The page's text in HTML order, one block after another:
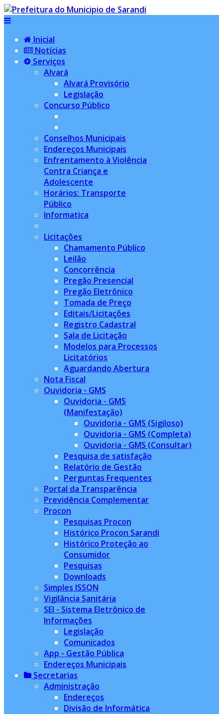
Inicial
Notícias
Serviços
Alvará
Alvará Provisório
Legislação
Concurso Público
Conselhos Municipais
Endereços Municipais
Enfrentamento à Violência
Contra Criança e
Adolescente
Horários: Transporte
Público
Informatica
Licitações
Chamamento Público
Leilão
Concorrência
Pregão Presencial
Pregão Eletrônico
Tomada de Preço
Editais/Licitações
Registro Cadastral
Sala de Licitação
Modelos para Processos
Licitatórios
Aguardando Abertura
Nota Fiscal
Ouvidoria - GMS
Ouvidoria - GMS
(Manifestação)
Ouvidoria - GMS (Sigiloso)
Ouvidoria - GMS (Completa)
Ouvidoria - GMS (Consultar)
Pesquisa de satisfação
Relatório de Gestão
Perguntas Frequentes
Portal da Transparência
Previdência Complementar
Procon
Pesquisas Procon
Histórico Procon Sarandi
Histórico Proteção ao
Consumidor
Pesquisas
Downloads
Simples ISSQN
Vigilância Sanitária
SEI - Sistema Eletrônico de
Informações
Legislação
Comunicados
App - Gestão Pública
Endereços Municipais
Secretarias
Administração
Endereços
Divisão de Informática